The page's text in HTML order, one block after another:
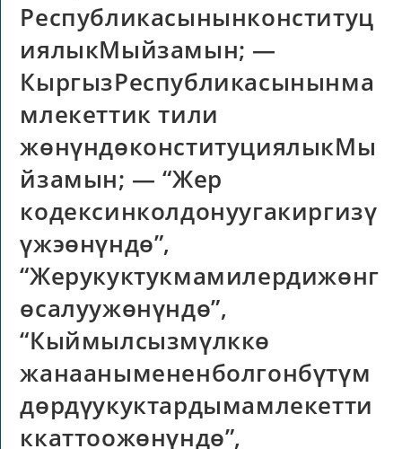
Республикасынынконституц
иялыкМыйзамын; —
КыргызРеспубликасынынма
млекеттик тили
жөнүндөконституциялыкМы
йзамын; — “Жер
кодексинколдонуугакиргизү
үжэөнүндө”,
“Жерукуктукмамилердижөнг
өсалуужөнүндө”,
“Кыймылсызмүлккө
жанаанымененболгонбүтүм
дөрдүукуктардымамлекетти
ккаттоожөнүндө”,